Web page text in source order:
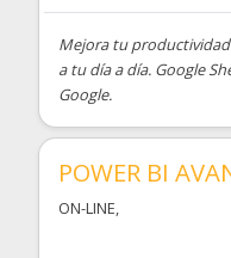
Mejora tu
a tu día a día. Google
Google.
POWER BI
ON-LINE,